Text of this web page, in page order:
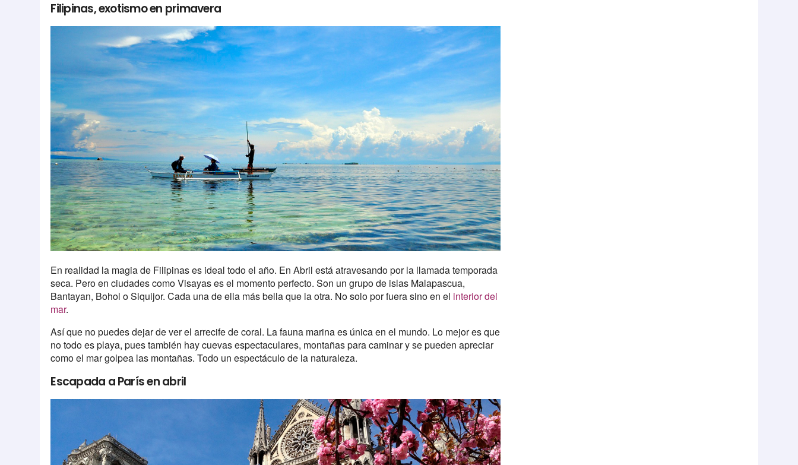
Filipinas, exotismo en primavera
En realidad la magia de Filipinas es ideal todo el año. En Abril está atravesando por la llamada temporada
seca. Pero en ciudades como Visayas es el momento perfecto. Son un grupo de islas Malapascua,
Bantayan, Bohol o Siquijor. Cada una de ella más bella que la otra. No solo por fuera sino en el interior del
mar.
Así que no puedes dejar de ver el arrecife de coral. La fauna marina es única en el mundo. Lo mejor es que
no todo es playa, pues también hay cuevas espectaculares, montañas para caminar y se pueden apreciar
como el mar golpea las montañas. Todo un espectáculo de la naturaleza.
Escapada a París en abril